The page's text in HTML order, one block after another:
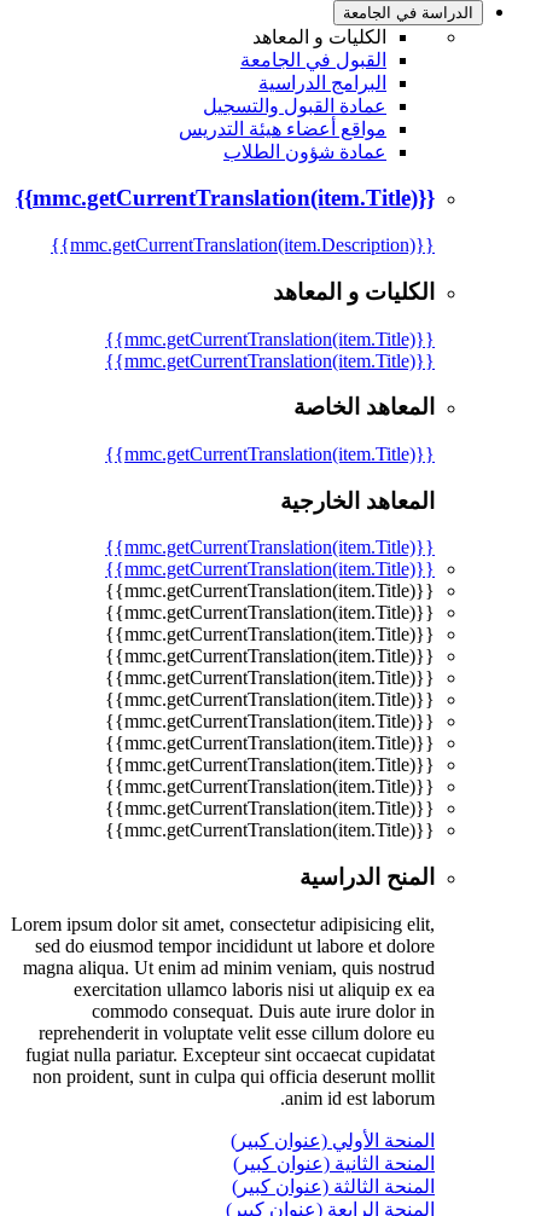
الدراسة في الجامعة
الكليات و المعاهد
القبول في الجامعة
البرامج الدراسية
عمادة القبول والتسجيل
مواقع أعضاء هيئة التدريس
عمادة شؤون الطلاب
{{mmc.getCurrentTranslation(item.Title)}}
{{mmc.getCurrentTranslation(item.Description)}}
الكليات و المعاهد
{{mmc.getCurrentTranslation(item.Title)}}
{{mmc.getCurrentTranslation(item.Title)}}
المعاهد الخاصة
{{mmc.getCurrentTranslation(item.Title)}}
المعاهد الخارجية
{{mmc.getCurrentTranslation(item.Title)}}
{{mmc.getCurrentTranslation(item.Title)}}
{{mmc.getCurrentTranslation(item.Title)}}
{{mmc.getCurrentTranslation(item.Title)}}
{{mmc.getCurrentTranslation(item.Title)}}
{{mmc.getCurrentTranslation(item.Title)}}
{{mmc.getCurrentTranslation(item.Title)}}
{{mmc.getCurrentTranslation(item.Title)}}
{{mmc.getCurrentTranslation(item.Title)}}
{{mmc.getCurrentTranslation(item.Title)}}
{{mmc.getCurrentTranslation(item.Title)}}
{{mmc.getCurrentTranslation(item.Title)}}
{{mmc.getCurrentTranslation(item.Title)}}
{{mmc.getCurrentTranslation(item.Title)}}
المنح الدراسية
Lorem ipsum dolor sit amet, consectetur adipisicing elit,
sed do eiusmod tempor incididunt ut labore et dolore
magna aliqua. Ut enim ad minim veniam, quis nostrud
exercitation ullamco laboris nisi ut aliquip ex ea
commodo consequat. Duis aute irure dolor in
reprehenderit in voluptate velit esse cillum dolore eu
fugiat nulla pariatur. Excepteur sint occaecat cupidatat
non proident, sunt in culpa qui officia deserunt mollit
anim id est laborum.
المنحة الأولي (عنوان كبير)
المنحة الثانية (عنوان كبير)
المنحة الثالثة (عنوان كبير)
المنحة الرابعة (عنوان كبير)